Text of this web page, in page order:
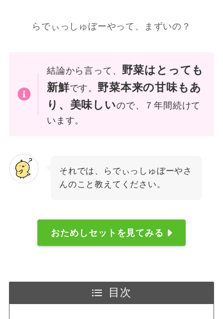
らでぃっしゅぼーやって、まずいの？
結論から言って、 野菜はとっても
新鮮です。 野菜本来の甘味もあ
り、美味しいので、７年間続けて
います。
それでは、らでぃっしゅぼーやさ
んのこと教えてください。
おためしセットを見てみる
目次